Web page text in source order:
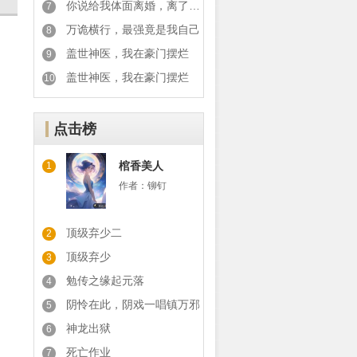
7 你说给我体面离婚，离了你又后悔
8 万诡横行，最强竟是我自己
9 盖世神医，我在豪门摆烂
10 盖世神医，我在豪门摆烂
点击榜
1 棺香美人
作者： 铆钉
2 顶级弃少二
3 顶级弃少
4 勉传之缘起元落
5 阴怜在此，阴戏一唱镇万邪
6 神龙出狱
7 死亡作业